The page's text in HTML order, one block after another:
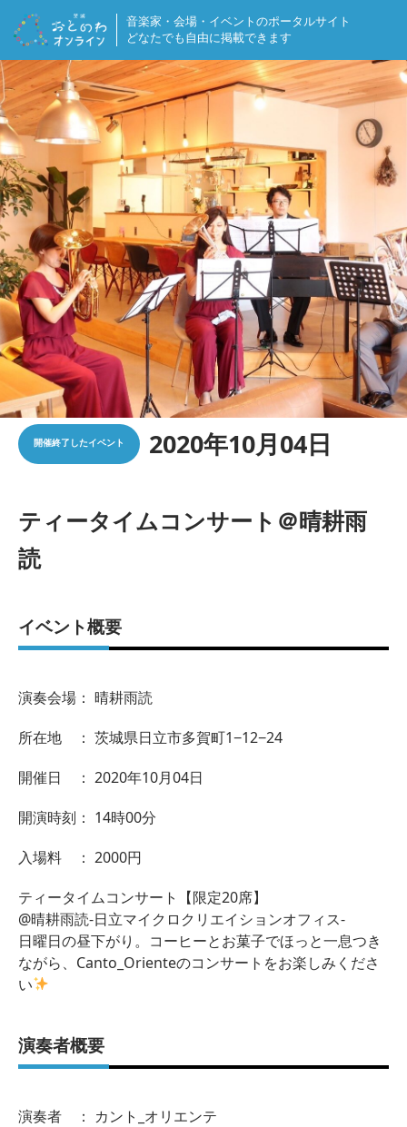
音楽家・会場・イベントのポータルサイト
どなたでも自由に掲載できます
開催終了したイベント 2020年10月04日
ティータイムコンサート＠晴耕雨
読
イベント概要
演奏会場： 晴耕雨読
所在地 ： 茨城県日立市多賀町1−12−24
開催日 ： 2020年10月04日
開演時刻： 14時00分
入場料 ： 2000円
ティータイムコンサート【限定20席】
@晴耕雨読-日立マイクロクリエイションオフィス-
日曜日の昼下がり。コーヒーとお菓子でほっと一息つき
ながら、Canto_Orienteのコンサートをお楽しみくださ
い
演奏者概要
演奏者 ： カント_オリエンテ